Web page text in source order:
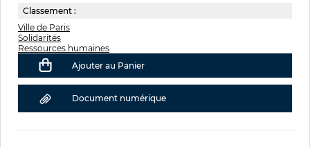
Classement :
Ville de Paris
Solidarités
Ressources humaines
Ajouter au Panier
Document numérique